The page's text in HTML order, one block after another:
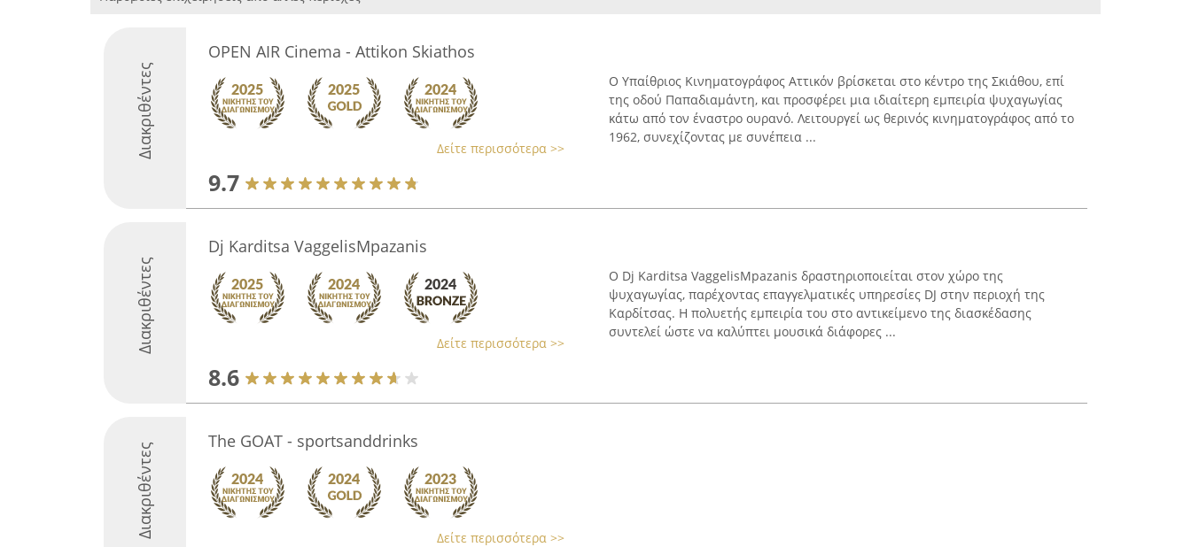
Διακριθέντες
OPEN AIR Cinema - Attikon Skiathos
Δείτε περισσότερα >>
9.7
Ο Υπαίθριος Κινηματογράφος Αττικόν βρίσκεται στο κέντρο της Σκιάθου, επί
της οδού Παπαδιαμάντη, και προσφέρει μια ιδιαίτερη εμπειρία ψυχαγωγίας
κάτω από τον έναστρο ουρανό. Λειτουργεί ως θερινός κινηματογράφος από το
1962, συνεχίζοντας με συνέπεια ...
Διακριθέντες
Dj Karditsa VaggelisMpazanis
Δείτε περισσότερα >>
8.6
Ο Dj Karditsa VaggelisMpazanis δραστηριοποιείται στον χώρο της
ψυχαγωγίας, παρέχοντας επαγγελματικές υπηρεσίες DJ στην περιοχή της
Καρδίτσας. Η πολυετής εμπειρία του στο αντικείμενο της διασκέδασης
συντελεί ώστε να καλύπτει μουσικά διάφορες ...
Διακριθέντες
The GOAT - sportsanddrinks
Δείτε περισσότερα >>